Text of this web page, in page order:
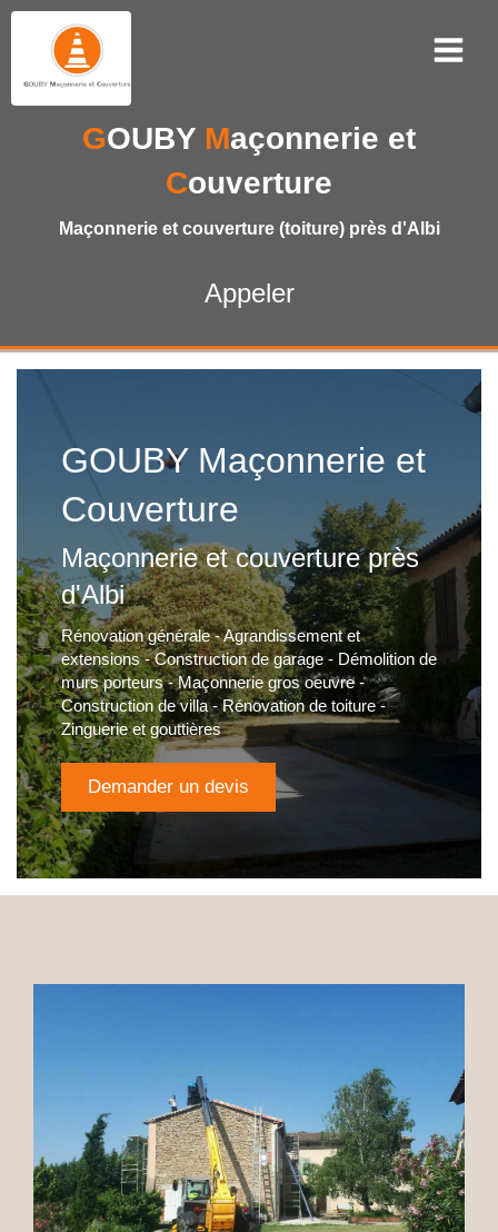
GOUBY Maçonnerie et
Couverture
Maçonnerie et couverture (toiture) près d'Albi
Appeler
GOUBY Maçonnerie et
Couverture
Maçonnerie et couverture près
d'Albi
Rénovation générale - Agrandissement et
extensions - Construction de garage - Démolition de
murs porteurs - Maçonnerie gros oeuvre -
Construction de villa - Rénovation de toiture -
Zinguerie et gouttières
Demander un devis